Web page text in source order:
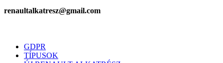
renaultalkatresz@gmail.com
GDPR
TÍPUSOK